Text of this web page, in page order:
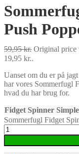
Push
59,95kr. Original price
19,95 kr..
Uanset om du er på
har vores Sommerfugl
hvad du har brug for.
Fidget Spinner
Sommerfugl Fidget